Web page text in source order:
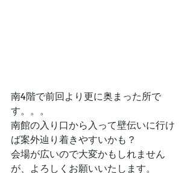
南4階で前回より更に奥まった所で
す。。。
南館の入り口から入って壁伝いに行け
ば案外辿り着きやすいかも？
会場が広いので大変かもしれません
が、よろしくお願いいたします。